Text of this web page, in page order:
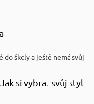
do školy a ještě nemá svůj
si vybrat svůj styl